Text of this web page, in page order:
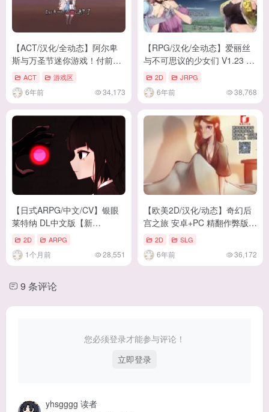
【ACT/汉化/全动态】阿尔卑
斯与万圣节迷你游戏！付前作
【2.3G/新作】
ACT 游戏区
6年前 34,173
【RPG/汉化/全动态】爱丽丝
与不可思议的少女们 V1.23 汉
化版【1.2G/新汉化/全CV】
2D JRPG
6年前 38,768
【日式ARPG/中文/CV】银眼
莱特纳 DL中文版【新
作/2.5G】
2D ARPG
1个月前 28,551
【欧美2D/汉化/动态】奇幻后
宫之旅 安卓+PC 精翻作弊版
+全CG【新汉化/1.2G】
2D SLG
6年前 36,172
9 条评论
您必须登录才能参与评论！
立即登录
yhsgggg 读者